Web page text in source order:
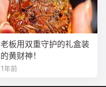
老板用双重守护的礼盒装
的黄财神！
1年前